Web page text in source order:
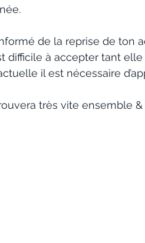
de la reprise de ton
difficile à accepter tant
il est nécessaire
très vite ensemble